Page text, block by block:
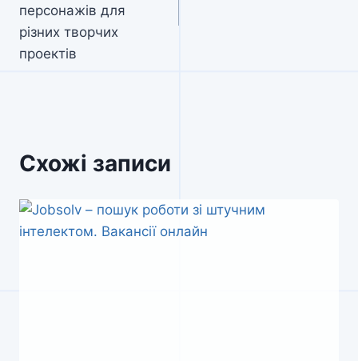
персонажів для
різних творчих
проектів
Схожі записи